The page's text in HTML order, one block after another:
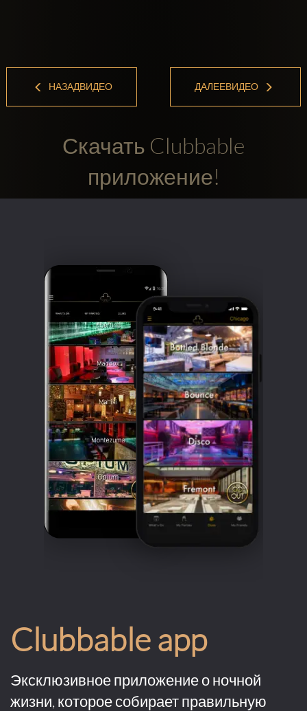
НАЗАДВИДЕО ДАЛЕЕВИДЕО
Скачать Clubbable
приложение!
Clubbable app
Эксклюзивное приложение о ночной
жизни, которое собирает правильную